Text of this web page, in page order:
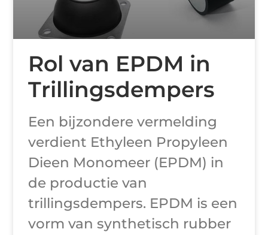
Rol van EPDM in
Trillingsdempers
Een bijzondere vermelding
verdient Ethyleen Propyleen
Dieen Monomeer (EPDM) in
de productie van
trillingsdempers. EPDM is een
vorm van synthetisch rubber